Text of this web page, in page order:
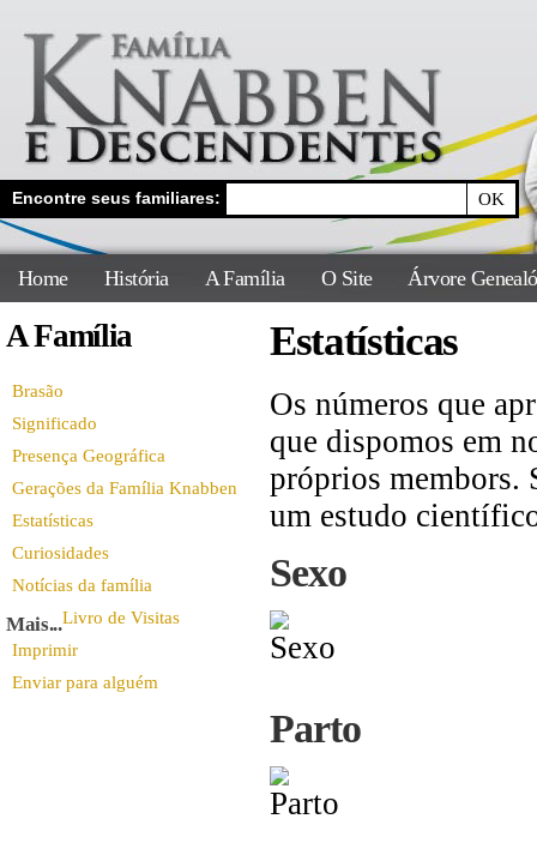
Encontre seus familiares:
Home História A Família O Site Árvore
A Família
Brasão
Significado
Presença Geográfica
Gerações da Família Knabben
Estatísticas
Curiosidades
Notícias da família
Mais...Livro de Visitas
Imprimir
Enviar para alguém
Estatísticas
Os números que
que dispomos em
próprios membors.
um estudo
Sexo
Parto